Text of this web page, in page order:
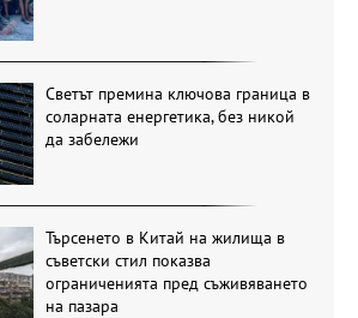
Светът премина ключова граница в
соларната енергетика, без никой
да забележи
Търсенето в Китай на жилища в
съветски стил показва
ограниченията пред съживяването
на пазара